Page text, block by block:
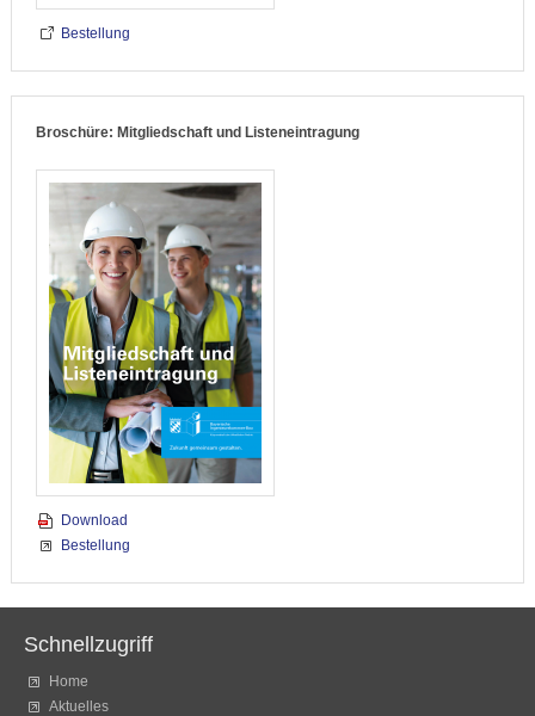
Bestellung
Broschüre: Mitgliedschaft und Listeneintragung
Download
Bestellung
Schnellzugriff
Home
Aktuelles